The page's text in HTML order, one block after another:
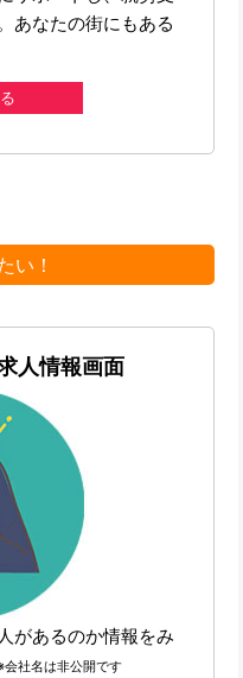
あなたの街にもある
い！
人情報画面
があるのか情報をみ
会社名は非公開です